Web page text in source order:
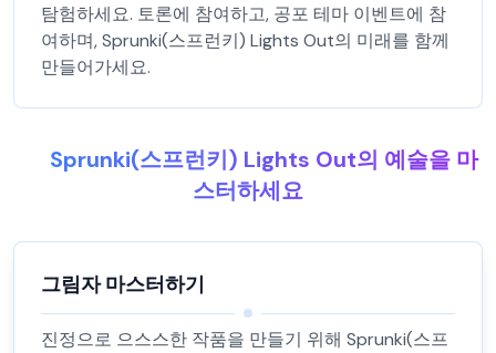
탐험하세요. 토론에 참여하고, 공포 테마 이벤트에 참
여하며, Sprunki(스프런키) Lights Out의 미래를 함께
만들어가세요.
Sprunki(스프런키) Lights Out의 예술을 마
스터하세요
그림자 마스터하기
진정으로 으스스한 작품을 만들기 위해 Sprunki(스프